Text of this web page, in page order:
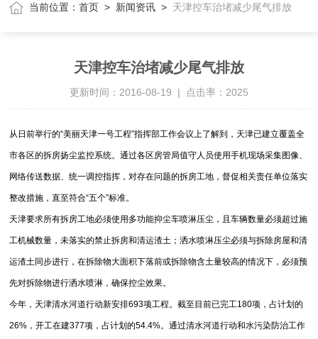
当前位置：首页 > 新闻资讯 > 天津控车治堵减少尾气排放
天津控车治堵减少尾气排放
更新时间：2016-08-19 | 点击率：2025
从日前举行的“美丽天津一号工程”指挥部工作会议上了解到，天津已建立覆盖全
市各区的拆房扬尘监控系统。通过各区房管局值守人员使用手机现场采集图像、
网络传送数据、统一调控指挥，对存在问题的拆房工地，督促相关责任单位落实
整改措施，直至符合“五个”标准。
天津要求所有拆房工地必须使用多功能抑尘车喷淋压尘，且车辆数量必须超过施
工机械数量，未落实的禁止拆房和清运渣土；洒水喷淋压尘必须与拆除房屋和清
运渣土同步进行，在拆除物大面积下落前或拆除物含土量较高的情况下，必须预
先对拆除物进行洒水喷淋，确保控尘效果。
今年，天津清水河道行动新安排693项工程。截至目前已完工180项，占计划的
26%，开工在建377项，占计划的54.4%。通过清水河道行动和水污染防治工作